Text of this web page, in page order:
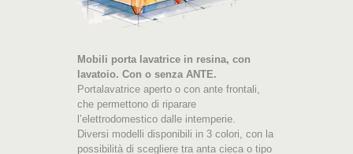
Mobili porta lavatrice in resina, con
lavatoio. Con o senza ANTE.
Portalavatrice aperto o con ante frontali,
che permettono di riparare
l’elettrodomestico dalle intemperie.
Diversi modelli disponibili in 3 colori, con la
possibilità di scegliere tra anta cieca o tipo